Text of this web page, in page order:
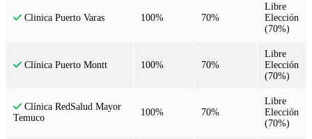
Clinica Puerto Varas 100% 70%
Libre
Elección
(70%)
Clínica Puerto Montt 100% 70%
Libre
Elección
(70%)
Clínica RedSalud Mayor
Temuco
100% 70%
Libre
Elección
(70%)